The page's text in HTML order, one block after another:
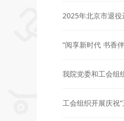
2025年北京市退
“阅享新时代 书香
我院党委和工会组
工会组织开展庆祝